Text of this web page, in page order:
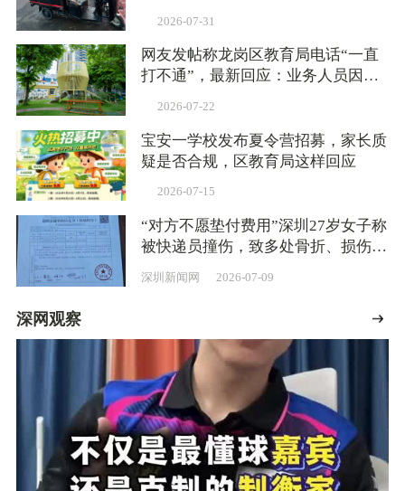
2026-07-31
网友发帖称龙岗区教育局电话“一直
打不通”，最新回应：业务人员因公
2026-07-22
宝安一学校发布夏令营招募，家长质
疑是否合规，区教育局这样回应
2026-07-15
“对方不愿垫付费用”深圳27岁女子称
被快递员撞伤，致多处骨折、损伤，
交管局：已协调沟通
深圳新闻网 2026-07-09
深网观察